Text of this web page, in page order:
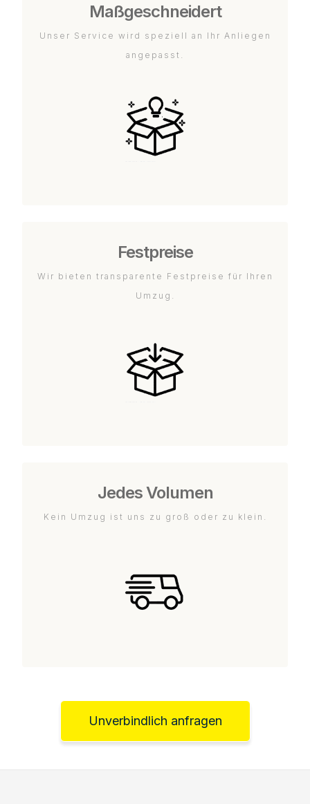
Maßgeschneidert
Unser Service wird speziell an Ihr Anliegen
angepasst.
Festpreise
Wir bieten transparente Festpreise für Ihren
Umzug.
Jedes Volumen
Kein Umzug ist uns zu groß oder zu klein.
Unverbindlich anfragen